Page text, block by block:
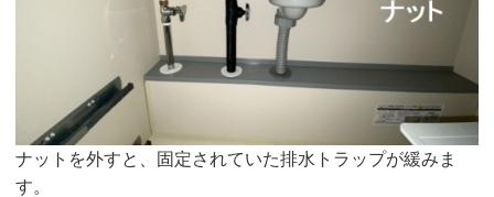
ナットを外すと、固定されていた排水トラップが緩みま
す。